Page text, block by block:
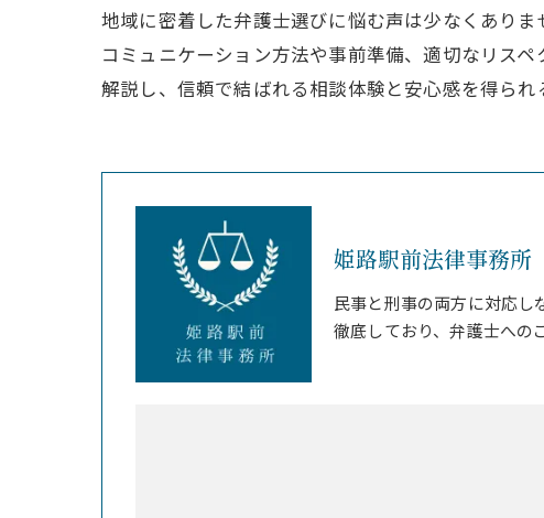
地域に密着した弁護士選びに悩む声は少なくあり
コミュニケーション方法や事前準備、適切なリス
解説し、信頼で結ばれる相談体験と安心感を得られ
姫路駅前法律事務
民事と刑事の両方に対応し
徹底しており、弁護士への